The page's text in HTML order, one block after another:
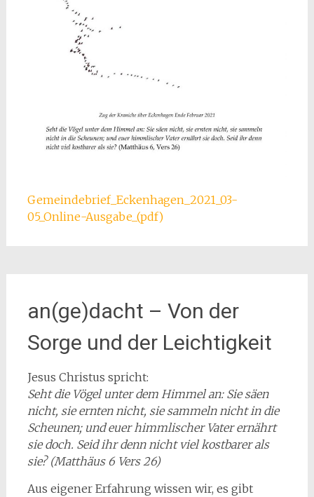
Gemeindebrief_Eckenhagen_2021_03-
05_Online-Ausgabe_(pdf)
an(ge)dacht – Von der
Sorge und der Leichtigkeit
Jesus Christus spricht:
Seht die Vögel unter dem Himmel an: Sie säen
nicht, sie ernten nicht, sie sammeln nicht in die
Scheunen; und euer himmlischer Vater ernährt
sie doch. Seid ihr denn nicht viel kostbarer als
sie? (Matthäus 6 Vers 26)
Aus eigener Erfahrung wissen wir, es gibt